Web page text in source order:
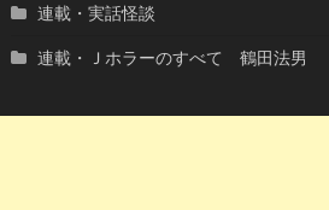
連載・実話怪談
連載・Ｊホラーのすべて 鶴田法男